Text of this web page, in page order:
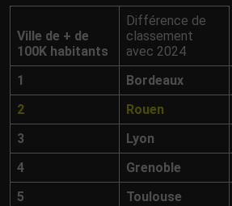
Ville de + de
100K habitants
Différence de
classement
avec 2024
1
Bordeaux
2
Rouen
3
Lyon
4
Grenoble
5
Toulouse